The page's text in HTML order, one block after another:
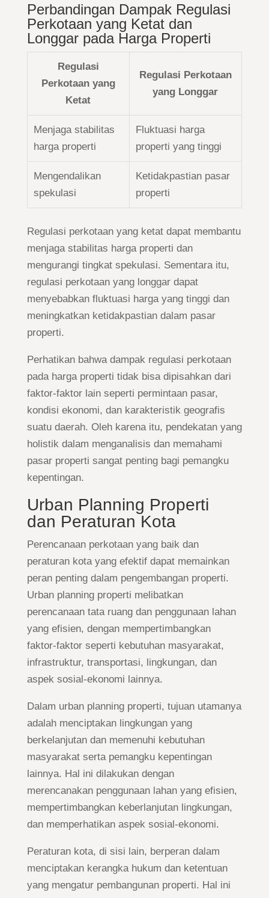
Perbandingan Dampak Regulasi
Perkotaan yang Ketat dan
Longgar pada Harga Properti
Regulasi
Perkotaan yang
Ketat
Regulasi Perkotaan
yang Longgar
Menjaga stabilitas
harga properti
Fluktuasi harga
properti yang tinggi
Mengendalikan
spekulasi
Ketidakpastian pasar
properti
Regulasi perkotaan yang ketat dapat membantu
menjaga stabilitas harga properti dan
mengurangi tingkat spekulasi. Sementara itu,
regulasi perkotaan yang longgar dapat
menyebabkan fluktuasi harga yang tinggi dan
meningkatkan ketidakpastian dalam pasar
properti.
Perhatikan bahwa dampak regulasi perkotaan
pada harga properti tidak bisa dipisahkan dari
faktor-faktor lain seperti permintaan pasar,
kondisi ekonomi, dan karakteristik geografis
suatu daerah. Oleh karena itu, pendekatan yang
holistik dalam menganalisis dan memahami
pasar properti sangat penting bagi pemangku
kepentingan.
Urban Planning Properti
dan Peraturan Kota
Perencanaan perkotaan yang baik dan
peraturan kota yang efektif dapat memainkan
peran penting dalam pengembangan properti.
Urban planning properti melibatkan
perencanaan tata ruang dan penggunaan lahan
yang efisien, dengan mempertimbangkan
faktor-faktor seperti kebutuhan masyarakat,
infrastruktur, transportasi, lingkungan, dan
aspek sosial-ekonomi lainnya.
Dalam urban planning properti, tujuan utamanya
adalah menciptakan lingkungan yang
berkelanjutan dan memenuhi kebutuhan
masyarakat serta pemangku kepentingan
lainnya. Hal ini dilakukan dengan
merencanakan penggunaan lahan yang efisien,
mempertimbangkan keberlanjutan lingkungan,
dan memperhatikan aspek sosial-ekonomi.
Peraturan kota, di sisi lain, berperan dalam
menciptakan kerangka hukum dan ketentuan
yang mengatur pembangunan properti. Hal ini